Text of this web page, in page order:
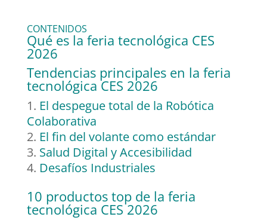
CONTENIDOS
Qué es la feria tecnológica CES
2026
Tendencias principales en la feria
tecnológica CES 2026
El despegue total de la Robótica
Colaborativa
El fin del volante como estándar
Salud Digital y Accesibilidad
Desafíos Industriales
10 productos top de la feria
tecnológica CES 2026